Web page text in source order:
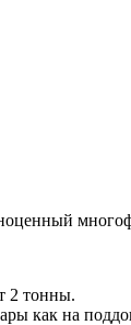
2 тонны.
как на